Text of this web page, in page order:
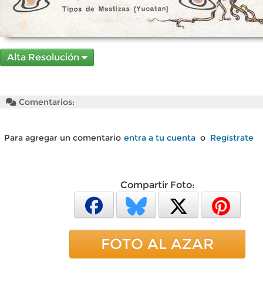
Alta Resolución
Comentarios:
Para agregar un comentario entra a tu cuenta o Regístrate
Compartir Foto:
FOTO AL AZAR